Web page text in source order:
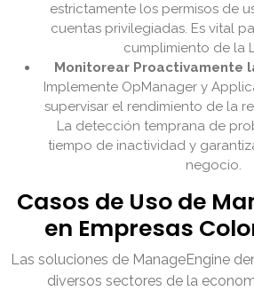
estrictamente los permisos de
cuentas privilegiadas. Es vital
cumplimiento de la
Monitorear Proactivamente
Implemente OpManager y
supervisar el rendimiento de la
La detección temprana de
tiempo de inactividad y
negocio.
Casos de Uso de
en Empresas
Las soluciones de ManageEngine
diversos sectores de la